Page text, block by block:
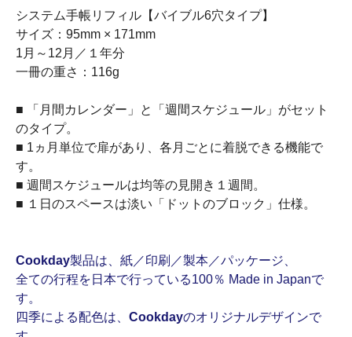
システム手帳リフィル【バイブル6穴タイプ】
サイズ：95mm × 171mm
1月～12月／１年分
一冊の重さ：116g
■ 「月間カレンダー」と「週間スケジュール」がセット
のタイプ。
■ 1ヵ月単位で扉があり、各月ごとに着脱できる機能で
す。
■ 週間スケジュールは均等の見開き１週間。
■ １日のスペースは淡い「ドットのブロック」仕様。
Cookday製品は、紙／印刷／製本／パッケージ、
全ての行程を日本で行っている100％ Made in Japanで
す。
四季による配色は、 Cookdayのオリジナルデザインで